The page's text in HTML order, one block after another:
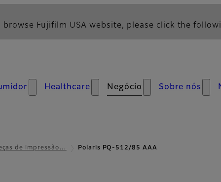
browse Fujifilm USA website, please click the
Healthcare Negócio Sobre nós
de impressão… Polaris PQ-512/85 AAA